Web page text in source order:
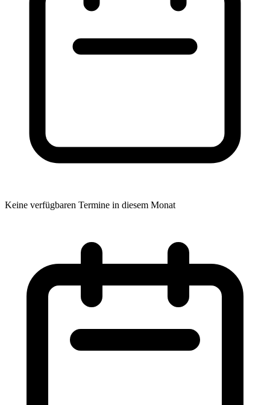
Keine verfügbaren Termine in diesem Monat